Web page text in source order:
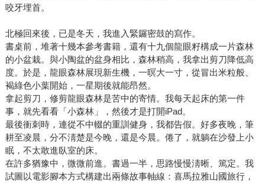
咬牙埋首。
北極回來後，已是冬天，我進入緊鑼密鼓的寫作。
書桌前，堆著十幾本參考書籍，還有十九個龍眼籽構成一片森林
的小盆栽。與小陶盆的盆身相比，森林稍高，我拿出剪刀降低高
度。於是，龍眼森林展現新生機，一暝大一寸，從冒出米粒般、
褐綠色小葉開始，一星期後就能昂然。
拿起剪刀，修剪龍眼森林是苦中的寄情。我每天起床的第一件
事，就先看看「小森林」，然後才是打開iPad。
最後衝刺時，連從不中輟的重訓健身，我都告假。好多夜晚，筆
耕至凌晨，分不淸楚是今晚，還是今晨。倦了，就躺在沙發上小
眠，不太敢進臥室的床。
在許多猶豫中，微微前進。書過一半，思路慢慢淸晰、篤定。我
試圖以電影腳本方式構建出兩條故事軸線：喜馬拉雅山國旅行，